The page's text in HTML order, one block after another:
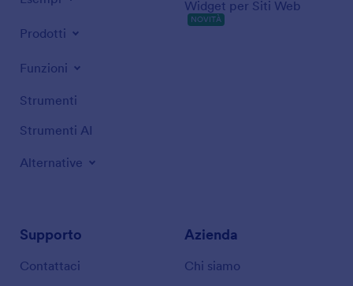
Prodotti
Funzioni
Strumenti
Strumenti AI
Alternative
Widget per Siti Web
NOVITÀ
Supporto
Contattaci
Azienda
Chi siamo